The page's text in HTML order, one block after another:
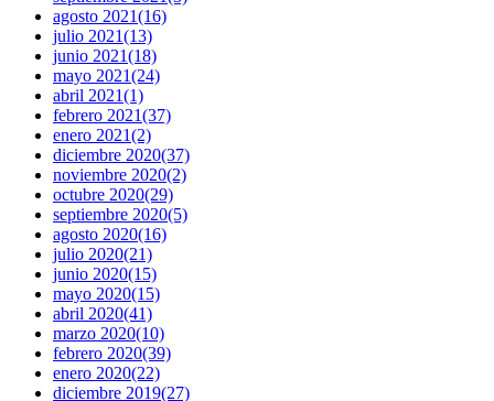
agosto 2021(16)
julio 2021(13)
junio 2021(18)
mayo 2021(24)
abril 2021(1)
febrero 2021(37)
enero 2021(2)
diciembre 2020(37)
noviembre 2020(2)
octubre 2020(29)
septiembre 2020(5)
agosto 2020(16)
julio 2020(21)
junio 2020(15)
mayo 2020(15)
abril 2020(41)
marzo 2020(10)
febrero 2020(39)
enero 2020(22)
diciembre 2019(27)